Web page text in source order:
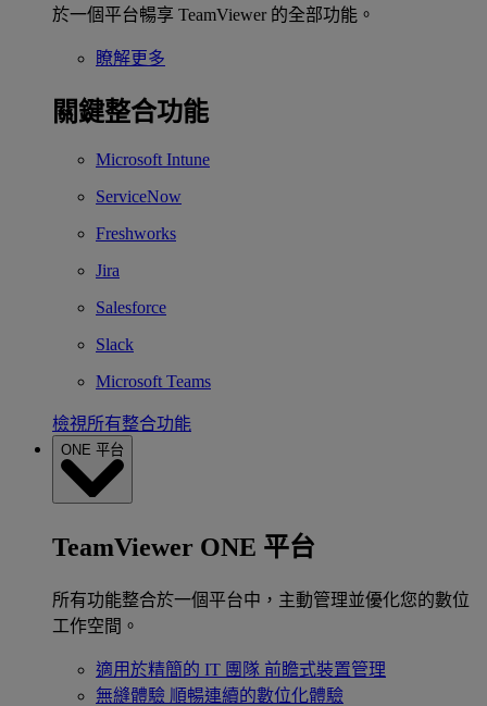
於一個平台暢享 TeamViewer 的全部功能。
瞭解更多
關鍵整合功能
Microsoft Intune
ServiceNow
Freshworks
Jira
Salesforce
Slack
Microsoft Teams
檢視所有整合功能
ONE 平台
TeamViewer ONE 平台
所有功能整合於一個平台中，主動管理並優化您的數位
工作空間。
適用於精簡的 IT 團隊 前瞻式裝置管理
無縫體驗 順暢連續的數位化體驗